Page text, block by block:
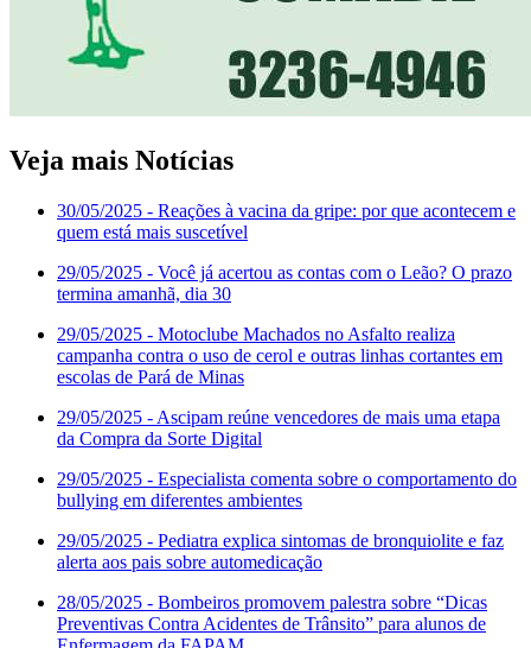
Veja mais Notícias
30/05/2025 - Reações à vacina da gripe: por que acontecem e
quem está mais suscetível
29/05/2025 - Você já acertou as contas com o Leão? O prazo
termina amanhã, dia 30
29/05/2025 - Motoclube Machados no Asfalto realiza
campanha contra o uso de cerol e outras linhas cortantes em
escolas de Pará de Minas
29/05/2025 - Ascipam reúne vencedores de mais uma etapa
da Compra da Sorte Digital
29/05/2025 - Especialista comenta sobre o comportamento do
bullying em diferentes ambientes
29/05/2025 - Pediatra explica sintomas de bronquiolite e faz
alerta aos pais sobre automedicação
28/05/2025 - Bombeiros promovem palestra sobre “Dicas
Preventivas Contra Acidentes de Trânsito” para alunos de